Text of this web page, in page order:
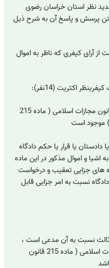
نظر استان خراسان رضوی
که متن پرسش و پاسخ آن به شرح ذیل
آرای کیفری که ناظر به اموال
اکثریت (14نفر):
پاسخ سوال در تبصره یک ماده 10 قانون مجازات اسلامی ( ماده 215
دادستان یا قرار یا حکم دادگاه
اشیا و اموال مذکور در این ماده
های جزایی تعقیب و درخواست
نسبت به امر جزایی قابل
نسبت به آن مدعی است ،
طبق تبصره یک ماده 10 قانون مجازات اسلامی ( ماده 215 قانون